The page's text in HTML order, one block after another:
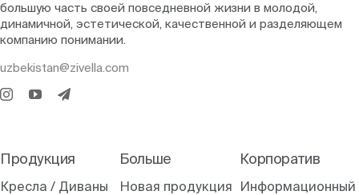
большую часть своей повседневной жизни в молодой,
динамичной, эстетической, качественной и разделяющем
компанию понимании.
uzbekistan@zivella.com
Продукция
Кресла / Диваны
Больше
Новая продукция
Корпоратив
Информационный